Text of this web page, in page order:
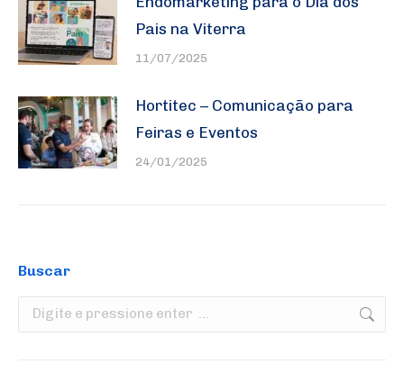
Pais na Viterra
11/07/2025
Hortitec – Comunicação para
Feiras e Eventos
24/01/2025
Buscar
Search: